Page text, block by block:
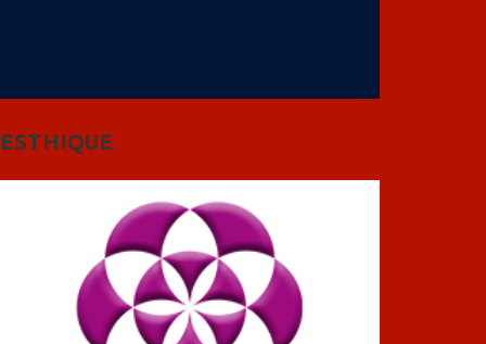
ESTHIQUE